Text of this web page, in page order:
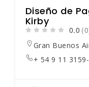
Diseño de
Kirby
0.0
Gran Buenos
+ 54 9 11